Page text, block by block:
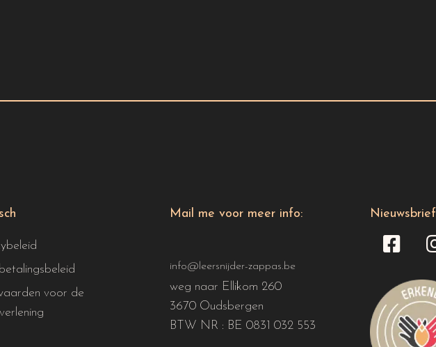
voor de
Mail me voor meer info:
info@leersnijder-zappas.be
weg naar Ellikom 260
3670 Oudsbergen
BTW NR : BE 0831 032 553
Nieuwsbrief